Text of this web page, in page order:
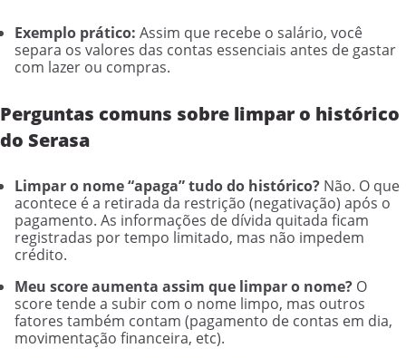
Exemplo prático: Assim que recebe o salário, você
separa os valores das contas essenciais antes de gastar
com lazer ou compras.
Perguntas comuns sobre limpar o histórico
do Serasa
Limpar o nome “apaga” tudo do histórico? Não. O que
acontece é a retirada da restrição (negativação) após o
pagamento. As informações de dívida quitada ficam
registradas por tempo limitado, mas não impedem
crédito.
Meu score aumenta assim que limpar o nome? O
score tende a subir com o nome limpo, mas outros
fatores também contam (pagamento de contas em dia,
movimentação financeira, etc).